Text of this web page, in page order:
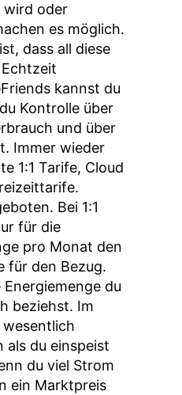
wird oder
es möglich.
dass all diese
kannst du
Kontrolle über
und über
Immer wieder
1:1 Tarife, Cloud
Bei 1:1
für die
pro Monat den
für den Bezug.
du
beziehst. Im
als du einspeist
du viel Strom
ein Marktpreis